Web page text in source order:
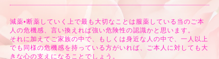
減薬•断薬していく上で最も大切なことは服薬している当のご本
人の危機感、言い換えれば強い危険性の認識かと思います。
それに加えてご家族の中で、もしくは身近な人の中で、一人以上
でも同様の危機感を持っている方がいれば、ご本人に対しても大
きな心の支えになることでしょう。